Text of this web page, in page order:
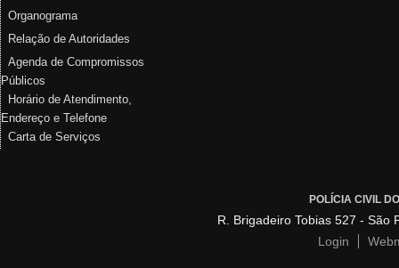
Organograma
Relação de Autoridades
Agenda de Compromissos
Públicos
Horário de Atendimento,
Endereço e Telefone
Carta de Serviços
POLÍCIA CIVIL
R. Brigadeiro Tobias 527 - São
Login